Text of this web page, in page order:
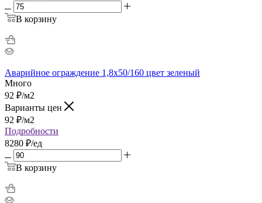
В корзину
Аварийное ограждение 1,8х50/160 цвет зеленый
Много
92 ₽/м2
Варианты цен
92 ₽/м2
Подробности
8280 ₽/ед
В корзину